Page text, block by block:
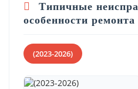
Типичные
особенности
(2023-2026)